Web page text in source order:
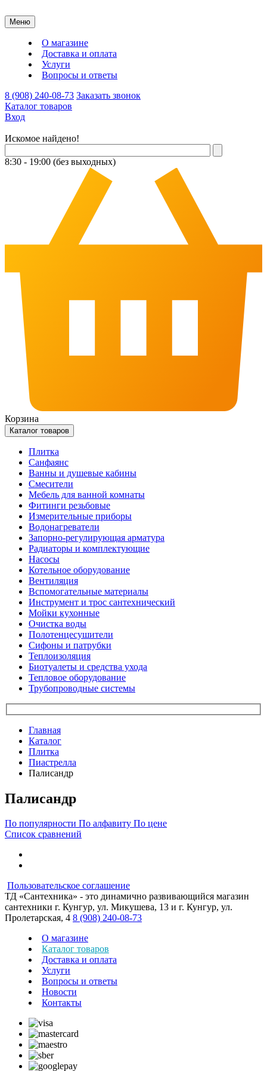
Меню
О магазине
Доставка и оплата
Услуги
Вопросы и ответы
8 (908) 240-08-73 Заказать звонок
Каталог товаров
Вход
Искомое найдено!
8:30 - 19:00 (без выходных)
Корзина
Каталог товаров
Плитка
Санфаянс
Ванны и душевые кабины
Смесители
Мебель для ванной комнаты
Фитинги резьбовые
Измерительные приборы
Водонагреватели
Запорно-регулирующая арматура
Радиаторы и комплектующие
Насосы
Котельное оборудование
Вентиляция
Вспомогательные материалы
Инструмент и трос сантехнический
Мойки кухонные
Очистка воды
Полотенцесушители
Сифоны и патрубки
Теплоизоляция
Биотуалеты и средства ухода
Тепловое оборудование
Трубопроводные системы
Главная
Каталог
Плитка
Пиастрелла
Палисандр
Палисандр
По популярности По алфавиту По цене
Список сравнений
Пользовательское соглашение
ТД «Сантехника» - это динамично развивающийся магазин
сантехники г. Кунгур, ул. Микушева, 13 и г. Кунгур, ул.
Пролетарская, 4 8 (908) 240-08-73
О магазине
Каталог товаров
Доставка и оплата
Услуги
Вопросы и ответы
Новости
Контакты